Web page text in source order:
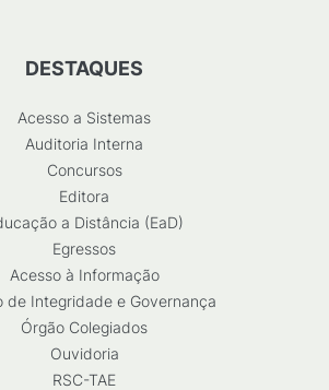
DESTAQUES
Acesso a Sistemas
Auditoria Interna
Concursos
Editora
a Distância (EaD)
Egressos
Acesso à Informação
de Integridade e Governança
Órgão Colegiados
Ouvidoria
RSC-TAE